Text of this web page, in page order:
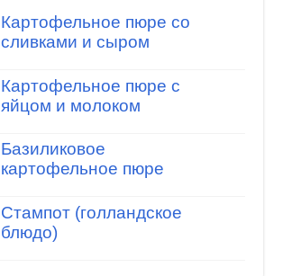
Картофельное пюре со
сливками и сыром
Картофельное пюре с
яйцом и молоком
Базиликовое
картофельное пюре
Стампот (голландское
блюдо)